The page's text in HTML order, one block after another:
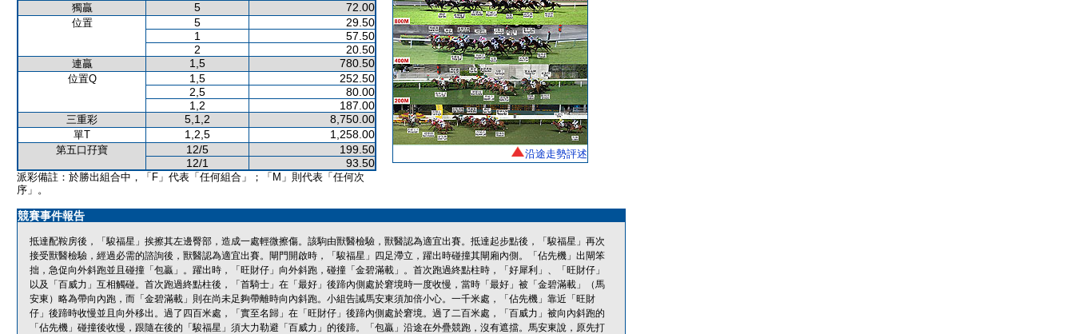
獨贏
5 72.00
位置 5
29.50
1
57.50
2
20.50
連贏 1,5 780.50
位置Q 1,5
252.50
2,5
80.00
1,2
187.00
三重彩 5,1,2 8,750.00
單T 1,2,5 1,258.00
第五口孖寶 12/5
199.50
12/1
93.50
派彩備註：於勝出組合中，「F」代表「任何組合」；「M」則代表「任何次
序」。
沿途走勢評述
競賽事件報告
抵達配鞍房後，「駿福星」挨擦其左邊臀部，造成一處輕微擦傷。該駒由獸醫檢驗，獸醫認為適宜出賽。抵達起步點後，「駿福星」再次
接受獸醫檢驗，經過必需的諮詢後，獸醫認為適宜出賽。閘門開啟時，「駿福星」四足滯立，躍出時碰撞其閘廂內側。「佔先機」出閘笨
拙，急促向外斜跑並且碰撞「包贏」。躍出時，「旺財仔」向外斜跑，碰撞「金碧滿載」。首次跑過終點柱時，「好犀利」、「旺財仔」
以及「百威力」互相觸碰。首次跑過終點柱後，「首騎士」在「最好」後蹄內側處於窘境時一度收慢，當時「最好」被「金碧滿載」（馬
安東）略為帶向內跑，而「金碧滿載」則在尚未足夠帶離時向內斜跑。小組告誡馬安東須加倍小心。一千米處，「佔先機」靠近「旺財
仔」後蹄時收慢並且向外移出。過了四百米處，「實至名歸」在「旺財仔」後蹄內側處於窘境。過了二百米處，「百威力」被向內斜跑的
「佔先機」碰撞後收慢，跟隨在後的「駿福星」須大力勒避「百威力」的後蹄。「包贏」沿途在外疊競跑，沒有遮擋。馬安東說，原先打